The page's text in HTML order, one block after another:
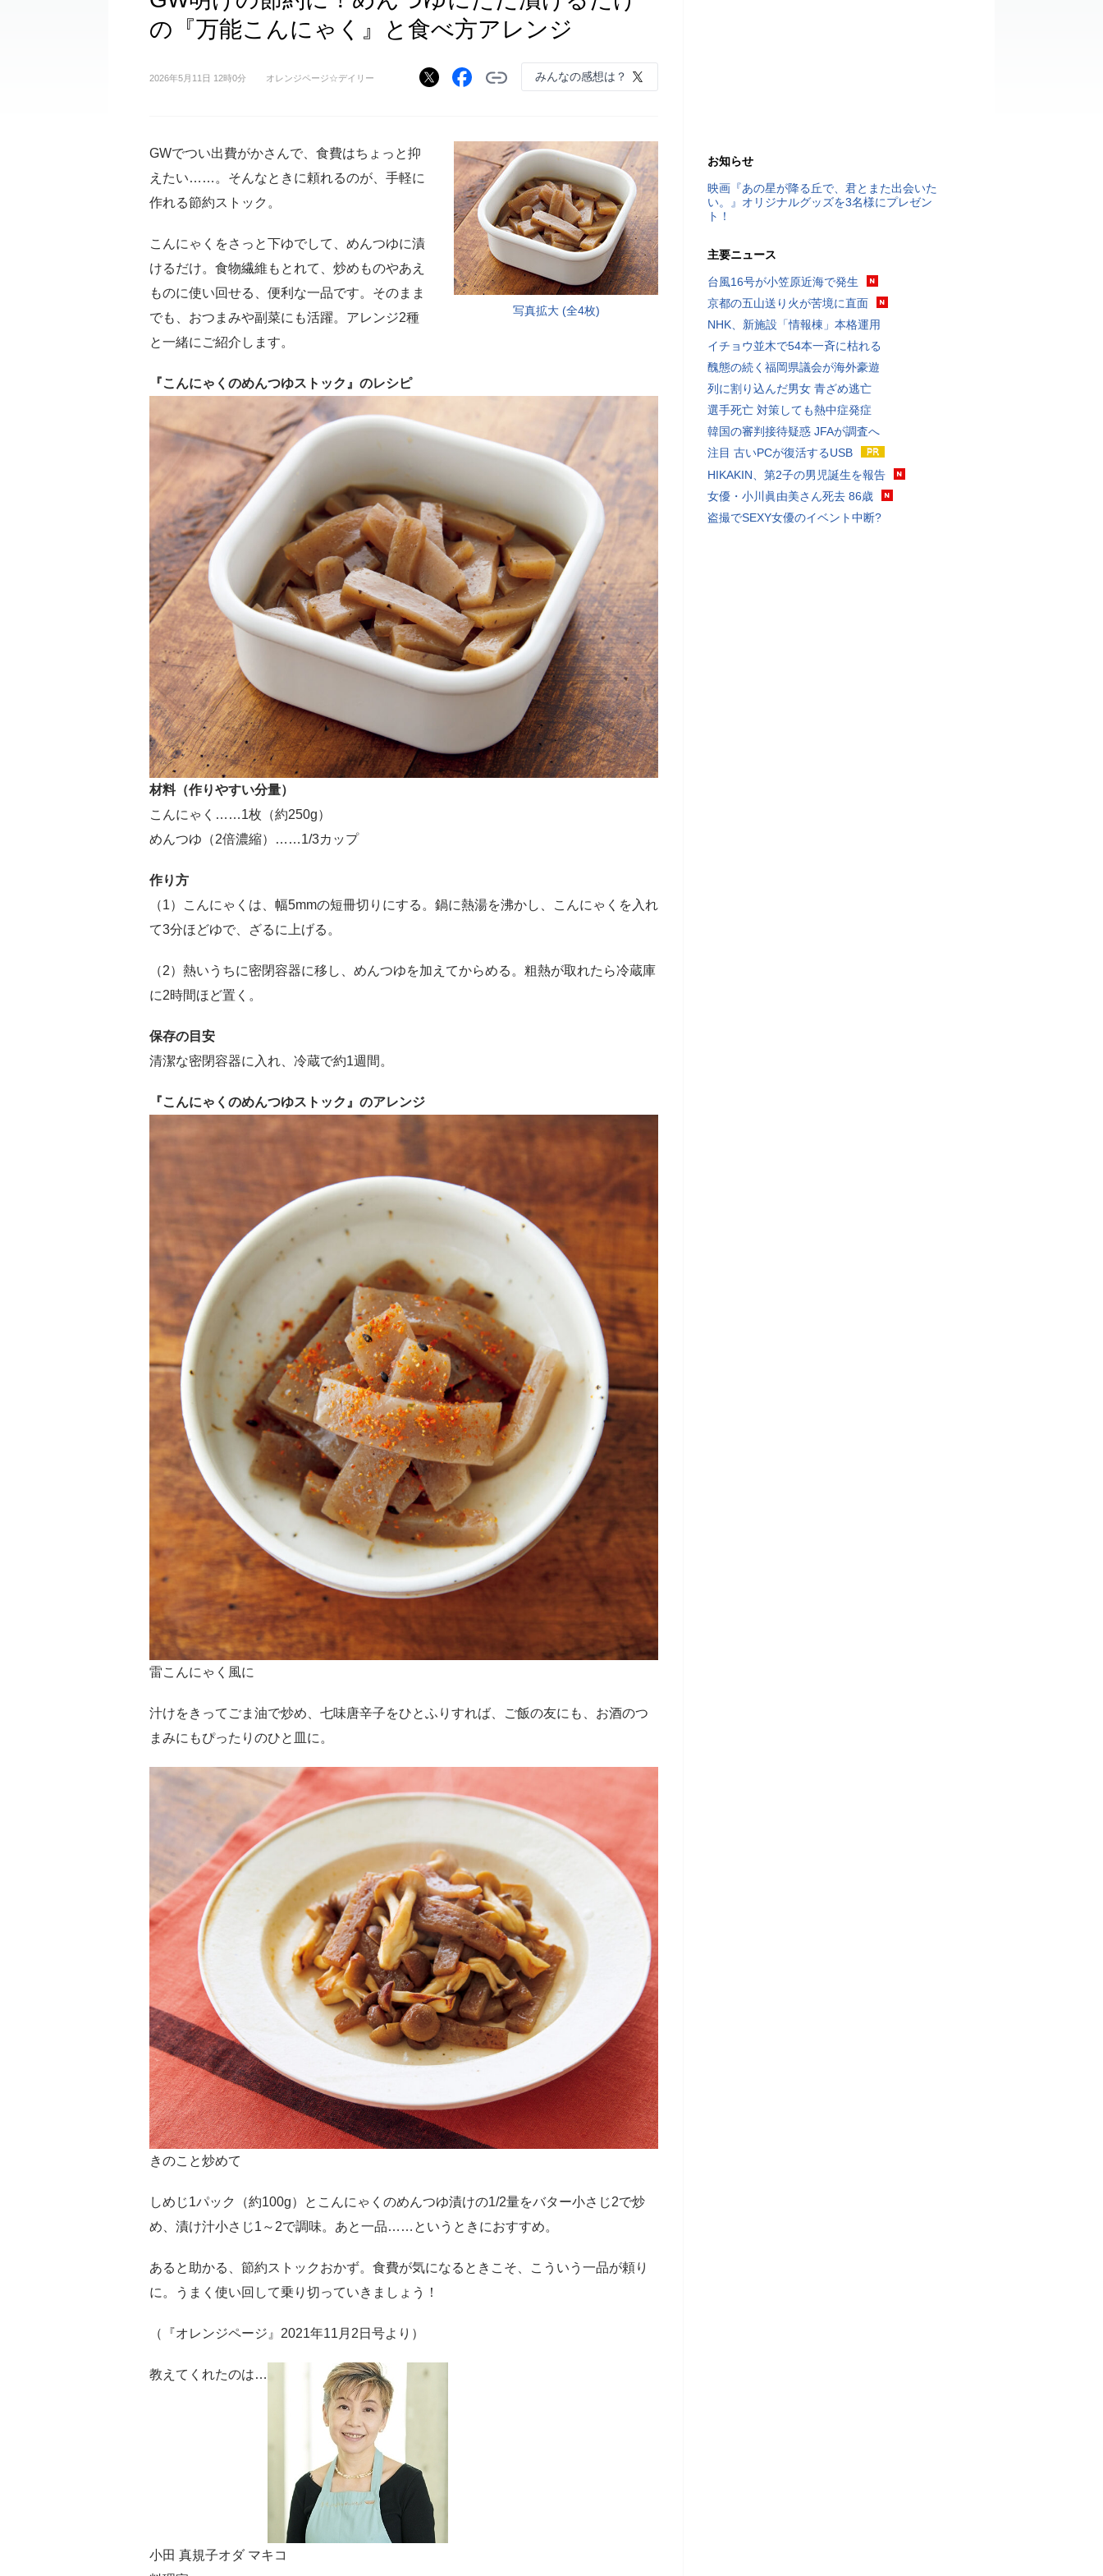
の『万能こんにゃく』と食べ方アレンジ
2026年5月11日 12時0分 オレンジページ☆デイリー みんなの感想は？
写真拡大 (全4枚)
GWでつい出費がかさんで、食費はちょっと抑
えたい……。そんなときに頼れるのが、手軽に
作れる節約ストック。
こんにゃくをさっと下ゆでして、めんつゆに漬
けるだけ。食物繊維もとれて、炒めものやあえ
ものに使い回せる、便利な一品です。そのまま
でも、おつまみや副菜にも活躍。アレンジ2種
と一緒にご紹介します。
『こんにゃくのめんつゆストック』のレシピ
材料（作りやすい分量）
こんにゃく……1枚（約250g）
めんつゆ（2倍濃縮）……1/3カップ
作り方
（1）こんにゃくは、幅5mmの短冊切りにする。鍋に熱湯を沸かし、こんにゃくを入れ
て3分ほどゆで、ざるに上げる。
（2）熱いうちに密閉容器に移し、めんつゆを加えてからめる。粗熱が取れたら冷蔵庫
に2時間ほど置く。
保存の目安
清潔な密閉容器に入れ、冷蔵で約1週間。
『こんにゃくのめんつゆストック』のアレンジ
雷こんにゃく風に
汁けをきってごま油で炒め、七味唐辛子をひとふりすれば、ご飯の友にも、お酒のつ
まみにもぴったりのひと皿に。
きのこと炒めて
しめじ1パック（約100g）とこんにゃくのめんつゆ漬けの1/2量をバター小さじ2で炒
め、漬け汁小さじ1～2で調味。あと一品……というときにおすすめ。
あると助かる、節約ストックおかず。食費が気になるときこそ、こういう一品が頼り
に。うまく使い回して乗り切っていきましょう！
（『オレンジページ』2021年11月2日号より）
教えてくれたのは…
小田 真規子オダ マキコ
お知らせ
映画『あの星が降る丘で、君とまた出会いた
い。』オリジナルグッズを3名様にプレゼン
ト！
主要ニュース
台風16号が小笠原近海で発生
京都の五山送り火が苦境に直面
NHK、新施設「情報棟」本格運用
イチョウ並木で54本一斉に枯れる
醜態の続く福岡県議会が海外豪遊
列に割り込んだ男女 青ざめ逃亡
選手死亡 対策しても熱中症発症
韓国の審判接待疑惑 JFAが調査へ
注目 古いPCが復活するUSB
HIKAKIN、第2子の男児誕生を報告
女優・小川眞由美さん死去 86歳
盗撮でSEXY女優のイベント中断?